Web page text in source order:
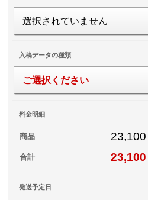
選択されていません
入稿データの種類
ご選択ください
料金明細
商品 23,100
合計 23,100
発送予定日